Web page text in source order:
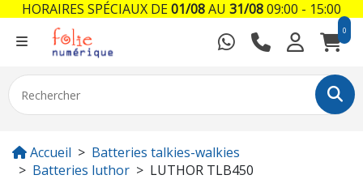
0
Accueil
Batteries talkies-walkies
Batteries luthor
LUTHOR TLB450
HORAIRES SPÉCIAUX DE01/08AU 31/0809:00 - 15:00